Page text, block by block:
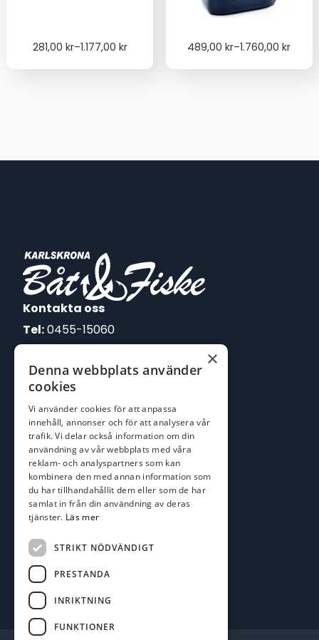
281,00 kr–1.177,00 kr
Price
489,00kr–1.760,00kr
Price
Kontakta oss
Tel:0455-15060
E-post:
johan@batofiske.se
kim@batofiske.se
Adress
Karlskrona Båt & Fiske AB
Lallerstedts gata 4
371 54 Karlskrona
Följ oss
Facebook
×
Denna webbplats använder
cookies
Vi använder cookies för att anpassa
innehåll, annonser och för att analysera vår
trafik. Vi delar också information om din
användning av vår webbplats med våra
reklam- och analyspartners som kan
kombinera den med annan information som
du har tillhandahållit dem eller som de har
samlat in från din användning av deras
tjänster. Läs mer
STRIKT NÖDVÄNDIGT
PRESTANDA
INRIKTNING
FUNKTIONER